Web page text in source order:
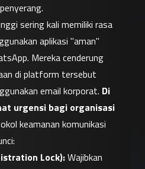
sering kali memiliki rasa
aplikasi "aman"
Mereka cenderung
di platform tersebut
email korporat. Di
urgensi bagi organisasi
keamanan komunikasi
Lock): Wajibkan